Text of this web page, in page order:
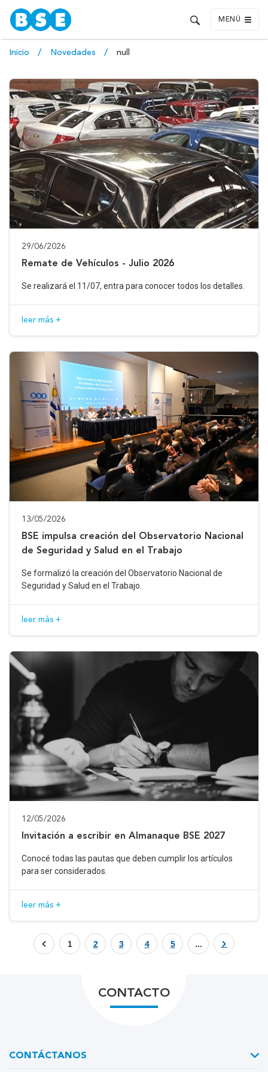
MENÚ
Inicio Novedades null
29/06/2026
Remate de Vehículos - Julio 2026
Se realizará el 11/07, entra para conocer todos los detalles.
leer más +
13/05/2026
BSE impulsa creación del Observatorio Nacional
de Seguridad y Salud en el Trabajo
Se formalizó la creación del Observatorio Nacional de
Seguridad y Salud en el Trabajo.
leer más +
12/05/2026
Invitación a escribir en Almanaque BSE 2027
Conocé todas las pautas que deben cumplir los artículos
para ser considerados.
leer más +
1 2 3 4 5 ...
CONTACTO
CONTÁCTANOS